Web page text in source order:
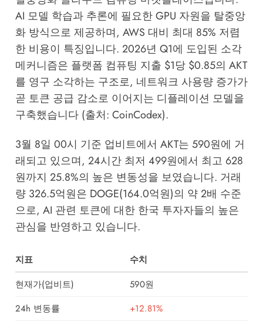
AI 모델 학습과 추론에 필요한 GPU 자원을 탈중앙
화 방식으로 제공하며, AWS 대비 최대 85% 저렴
한 비용이 특징입니다. 2026년 Q1에 도입된 소각
메커니즘은 플랫폼 컴퓨팅 지출 $1당 $0.85의 AKT
를 영구 소각하는 구조로, 네트워크 사용량 증가가
곧 토큰 공급 감소로 이어지는 디플레이션 모델을
구축했습니다 (출처: CoinCodex).
3월 8일 00시 기준 업비트에서 AKT는 590원에 거
래되고 있으며, 24시간 최저 499원에서 최고 628
원까지 25.8%의 높은 변동성을 보였습니다. 거래
량 326.5억원은 DOGE(164.0억원)의 약 2배 수준
으로, AI 관련 토큰에 대한 한국 투자자들의 높은
관심을 반영하고 있습니다.
지표
수치
현재가(업비트)
590원
24h 변동률
+12.81%